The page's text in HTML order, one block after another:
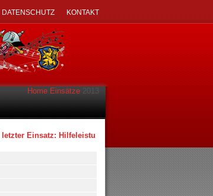
DATENSCHUTZ KONTAKT
Home Einsätze 2013
letzter Einsatz: Hilfeleistung - klein - 02.08.2026 um 17:53